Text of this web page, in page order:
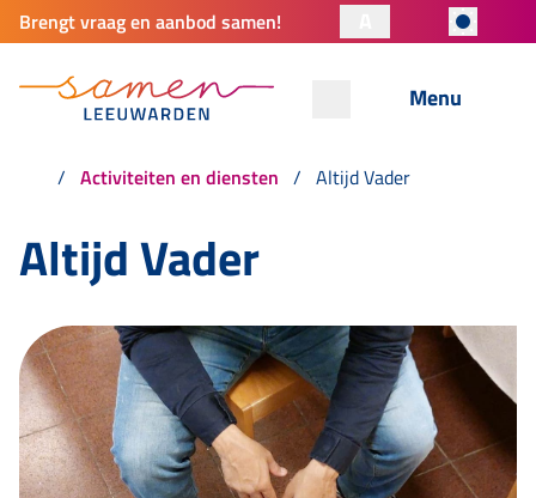
Brengt vraag en aanbod samen!
Menu
Activiteiten en diensten Altijd Vader
Altijd Vader